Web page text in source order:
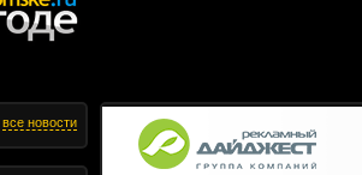
все новости